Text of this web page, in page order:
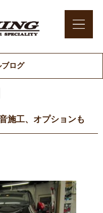
ログ
施工、オプションも